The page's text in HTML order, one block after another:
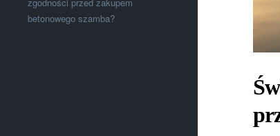
betonowego szamba?